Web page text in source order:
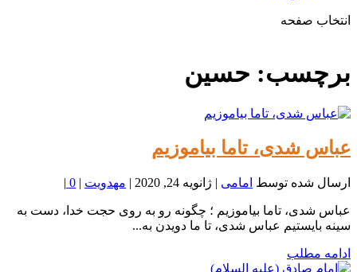
انتخاب صفحه
شمال
برچسب: حسین
عباس شدی، تاما بیاموزیم
ارسال شده توسط امامی | ژانویه 24, 2020 | مهدویت |
0
|
عباس شدی، تاما بیاموزیم ؛ چگونه رو به روی حجت خدا، دست به
سینه بایستیم عباس شدی، تا ما دویدن به...
ادامه مطلب